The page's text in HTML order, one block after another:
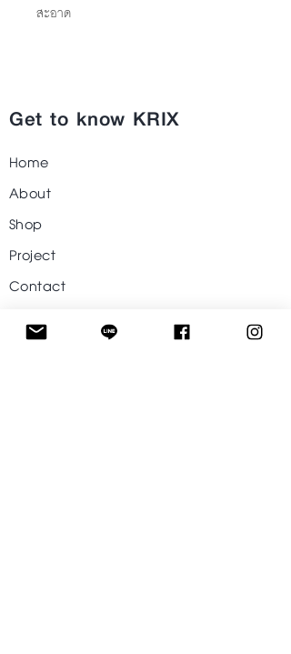
สะอาด
Get to know KRIX
Home
About
Shop
Project
Contact
Help